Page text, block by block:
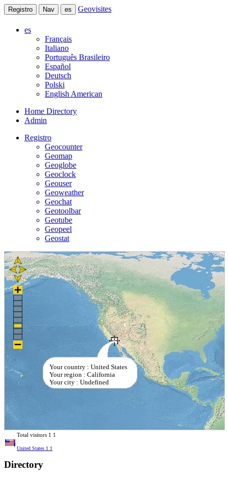
Registro Nav es Geovisites
es
Français
Italiano
Português Brasileiro
Español
Deutsch
Polski
English American
Home Directory
Admin
Registro
Geocounter
Geomap
Geoglobe
Geoclock
Geouser
Geoweather
Geochat
Geotoolbar
Geotube
Geopeel
Geostat
Your country : United States
Your region : California
Your city : Undefined
Total visitors 1 1
United States 1 1
Directory